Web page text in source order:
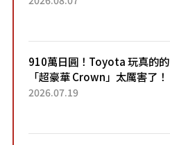
910萬日圓！Toyota 玩真的的
「超豪華 Crown」太厲害了！
採用由「匠人技藝」打造的
2026.07.19